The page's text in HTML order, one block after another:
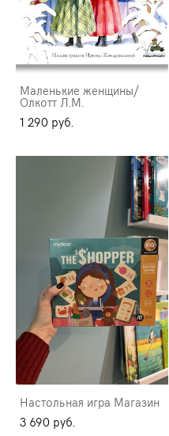
Маленькие женщины/
Олкотт Л.М.
1 290 pуб.
Настольная игра Магазин
3 690 pуб.